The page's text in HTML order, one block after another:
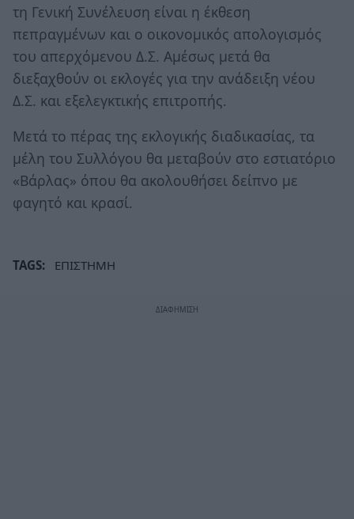
τη Γενική Συνέλευση είναι η έκθεση
πεπραγμένων και ο οικονομικός απολογισμός
του απερχόμενου Δ.Σ. Αμέσως μετά θα
διεξαχθούν οι εκλογές για την ανάδειξη νέου
Δ.Σ. και εξελεγκτικής επιτροπής.
Μετά το πέρας της εκλογικής διαδικασίας, τα
μέλη του Συλλόγου θα μεταβούν στο εστιατόριο
«Βάρλας» όπου θα ακολουθήσει δείπνο με
φαγητό και κρασί.
TAGS: ΕΠΙΣΤΗΜΗ